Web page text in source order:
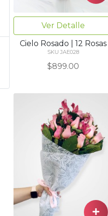
Ver Detalle
Cielo Rosado | 12 Rosas
SKU JAE028
$899.00